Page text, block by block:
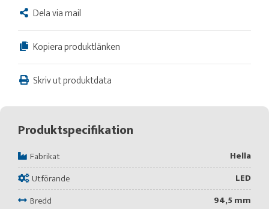
Dela via mail
Kopiera produktlänken
Skriv ut produktdata
Produktspecifikation
Fabrikat
Hella
Utförande
LED
Bredd
94,5 mm